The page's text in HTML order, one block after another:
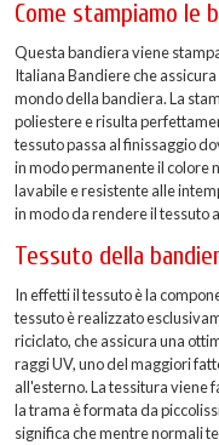
Come stampiamo le
Questa bandiera viene
Italiana Bandiere che
mondo della bandiera. La
poliestere e risulta
tessuto passa al finissaggio
in modo permanente il colore
lavabile e resistente alle
in modo da rendere il tessuto
Tessuto della
In effetti il tessuto è la
tessuto è realizzato
riciclato, che assicura una
raggi UV, uno del maggiori
all'esterno. La tessitura viene
la trama è formata da
significa che mentre normali